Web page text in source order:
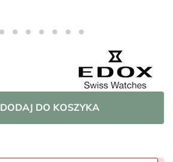
DODAJ DO KOSZYKA